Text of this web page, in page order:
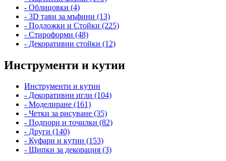
- Облицовки (4)
- 3D тави за мъфини (13)
- Подложки и Стойки (225)
- Стироформи (48)
- Декоративни стойки (12)
Инструменти и кутии
Инструменти и кутии
- Декоративни игли (104)
- Моделиране (161)
- Четки за рисуване (35)
- Подпори и точилки (82)
- Други (140)
- Куфари и кутии (153)
- Щипки за декорация (3)